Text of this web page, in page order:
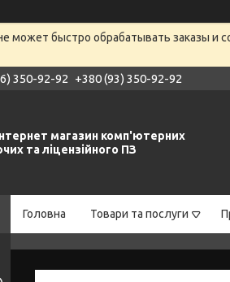
может быстро обрабатывать заказы и
350-92-92 +380 (93) 350-92-92
магазин комп'ютерних
та ліцензійного ПЗ
Головна Товари та послуги